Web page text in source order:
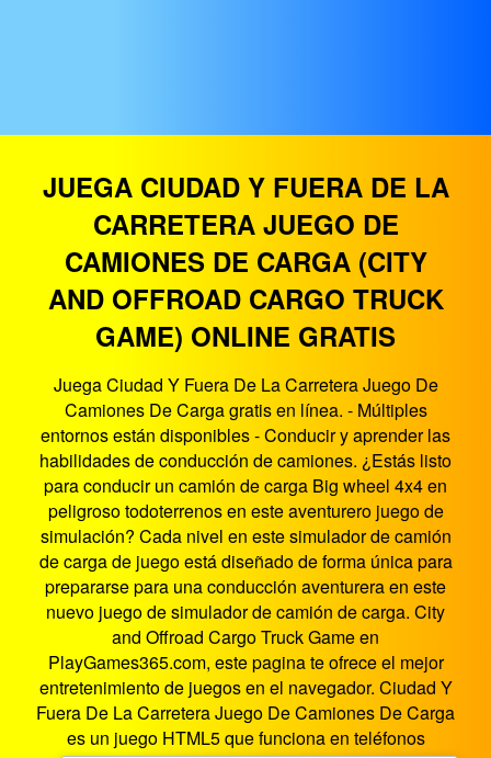
JUEGA CIUDAD Y FUERA DE LA
CARRETERA JUEGO DE
CAMIONES DE CARGA (CITY
AND OFFROAD CARGO TRUCK
GAME) ONLINE GRATIS
Juega Ciudad Y Fuera De La Carretera Juego De
Camiones De Carga gratis en línea. - Múltiples
entornos están disponibles - Conducir y aprender las
habilidades de conducción de camiones. ¿Estás listo
para conducir un camión de carga Big wheel 4x4 en
peligroso todoterrenos en este aventurero juego de
simulación? Cada nivel en este simulador de camión
de carga de juego está diseñado de forma única para
prepararse para una conducción aventurera en este
nuevo juego de simulador de camión de carga. City
and Offroad Cargo Truck Game en
PlayGames365.com, este pagina te ofrece el mejor
entretenimiento de juegos en el navegador. Ciudad Y
Fuera De La Carretera Juego De Camiones De Carga
es un juego HTML5 que funciona en teléfonos